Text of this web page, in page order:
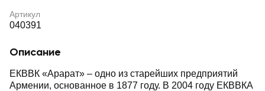
Артикул
040391
Описание
ЕКВВК «Арарат» – одно из старейших предприятий
Армении, основанное в 1877 году. В 2004 году ЕКВВКА